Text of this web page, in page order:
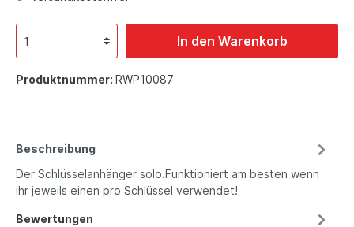
In den Warenkorb
Produktnummer: RWP10087
Beschreibung
Der Schlüsselanhänger solo.Funktioniert am besten wenn
ihr jeweils einen pro Schlüssel verwendet!
Bewertungen